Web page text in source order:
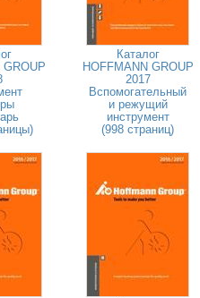
GROUP
Каталог
HOFFMANN GROUP
2017
Вспомогательный
и режущий
инструмент
(998 страниц)